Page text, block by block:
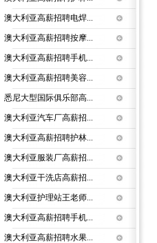
澳大利亚高薪招聘电焊...
澳大利亚高薪招聘按摩...
澳大利亚高薪招聘手机...
澳大利亚高薪招聘美容...
悉尼大型国际俱乐部高...
澳大利亚汽车厂高薪招...
澳大利亚高薪招聘护林...
澳大利亚服装厂高薪招...
澳大利亚干洗店高薪招...
澳大利亚护理站王老师...
澳大利亚高薪招聘手机...
澳大利亚高薪招聘水果...